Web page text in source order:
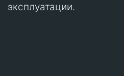
эксплуатации.